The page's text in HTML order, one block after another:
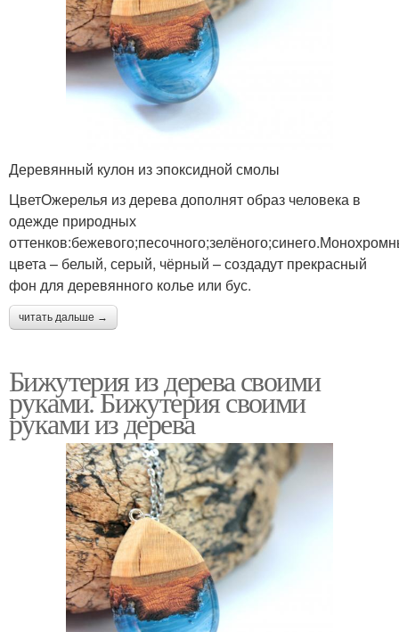
Деревянный кулон из эпоксидной смолы
ЦветОжерелья из дерева дополнят образ человека в
одежде природных
цвета – белый, серый, чёрный – создадут прекрасный
фон для деревянного колье или бус.
читать дальше →
Бижутерия из дерева своими
руками. Бижутерия своими
руками из дерева